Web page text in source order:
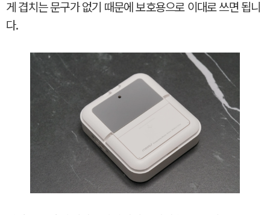
게 겹치는 문구가 없기 때문에 보호용으로 이대로 쓰면 됩니
다.